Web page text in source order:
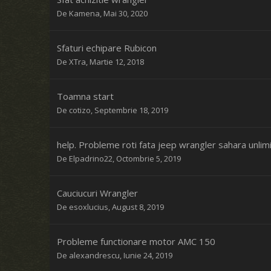
De Kamena Mai 30, 2020
Sfaturi echipare Rubicon
DeXTra Martie 12, 2018
Toamna start
De cotizo Septembrie 18, 2019
help. Probleme roti fata jeep wrangler sahara
De Elpadrino22 Octombrie 5, 2019
Cauciucuri Wrangler
De esoxlucius ,August 8, 2019
Probleme functionare motor AMC 150
De alexandrescu Iunie 24, 2019